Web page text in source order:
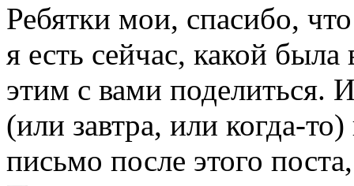
Ребятки мои, спасибо,
я есть сейчас, какой
этим с вами поделиться.
(или завтра, или когда-
письмо после этого